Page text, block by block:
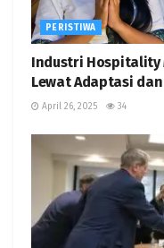
PERISTIWA
Industri Hospitality
Lewat Adaptasi
April 26, 2025 34